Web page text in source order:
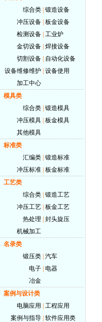
综合类 锻造设备
冲压设备 板金设备
检测设备 工业炉
金切设备 焊接设备
切割设备
自动化设备
设备维修维护 设备使用
加工中心
模具类
综合类 锻造模具
冲压模具 板金模具
其他模具
标准类
汇编类 锻造标准
冲压标准 板金标准
工艺类
综合类 锻造工艺
冲压工艺 板金工艺
热处理
封头旋压
机械加工
名录类
锻压类 汽车
电子 电器
冶金
案例与设计类
电脑应用
工程应用
案例与指导 软件应用类